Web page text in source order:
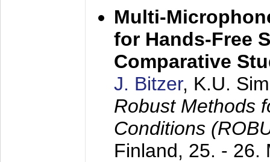
Multi-
for Hands-Free
Comparative
J. Bitzer, K.U.
Robust Methods
Conditions
Finland, 25. - 26.